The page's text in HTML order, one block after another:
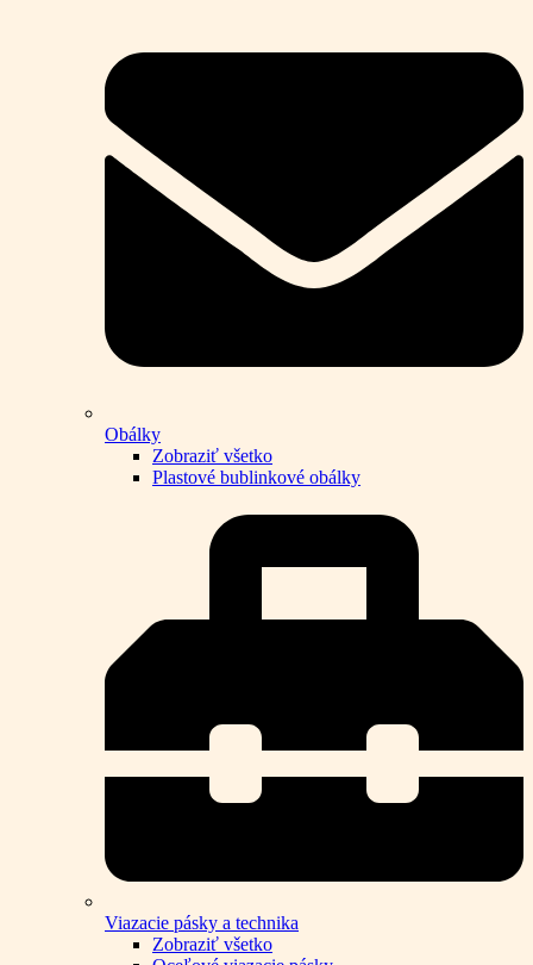
Obálky
Zobraziť všetko
Plastové bublinkové obálky
Viazacie pásky a technika
Zobraziť všetko